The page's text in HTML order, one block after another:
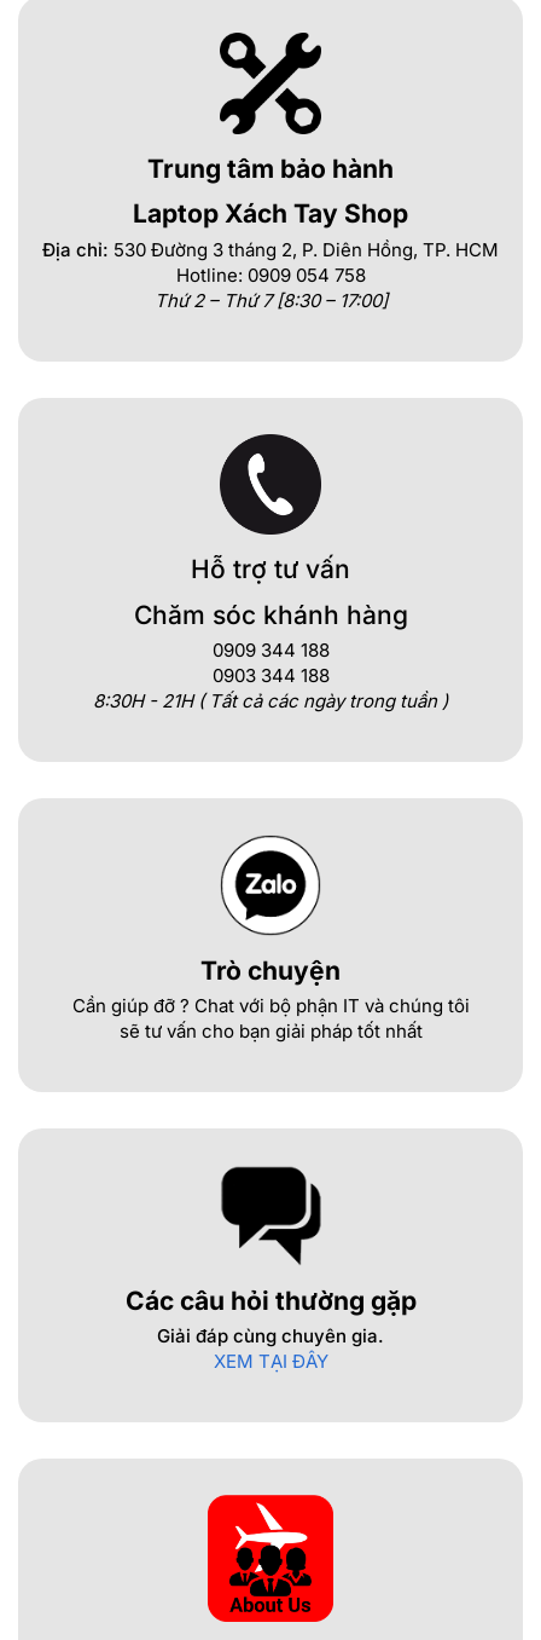
Trung tâm bảo hành
Laptop Xách Tay Shop
Địa chỉ: 530 Đường 3 tháng 2, P. Diên Hồng, TP. HCM
Hotline: 0909 054 758
Thứ 2 – Thứ 7 [8:30 – 17:00]
Hỗ trợ tư vấn
Chăm sóc khánh hàng
0909 344 188
0903 344 188
8:30H - 21H ( Tất cả các ngày trong tuần )
Trò chuyện
Cần giúp đỡ ? Chat với bộ phận IT và chúng tôi
sẽ tư vấn cho bạn giải pháp tốt nhất
Các câu hỏi thường gặp
Giải đáp cùng chuyên gia.
XEM TẠI ĐÂY